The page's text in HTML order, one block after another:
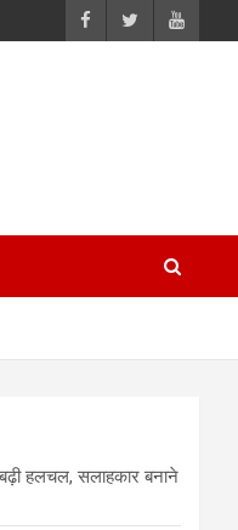
हलचल, सलाहकार बनाने